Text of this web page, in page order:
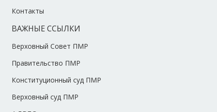
Контакты
ВАЖНЫЕ ССЫЛКИ
Верховный Совет ПМР
Правительство ПМР
Конституционный суд ПМР
Верховный суд ПМР